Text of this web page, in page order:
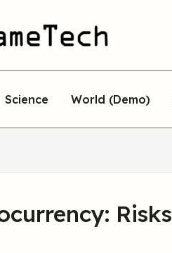
Science World (Demo)
Risks